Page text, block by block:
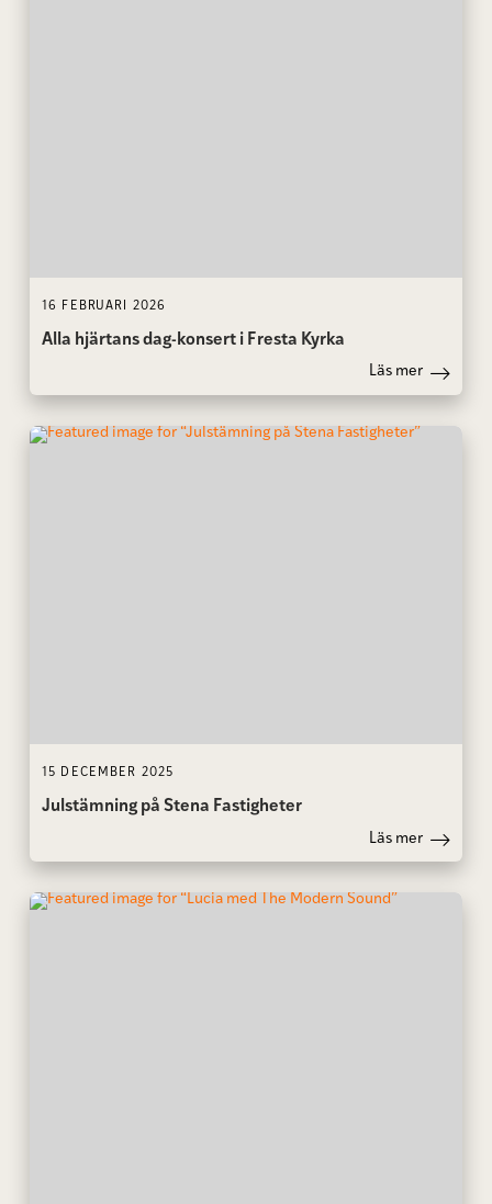
16 FEBRUARI 2026
Alla hjärtans dag-konsert i Fresta Kyrka
Läs mer
15 DECEMBER 2025
Julstämning på Stena Fastigheter
Läs mer